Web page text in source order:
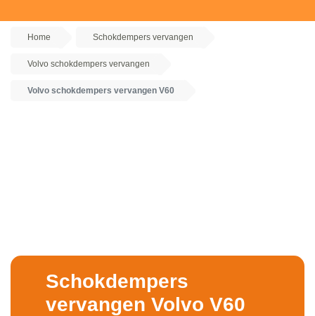
Home Schokdempers vervangen
Volvo schokdempers vervangen
Volvo schokdempers vervangen V60
Schokdempers
vervangen Volvo V60